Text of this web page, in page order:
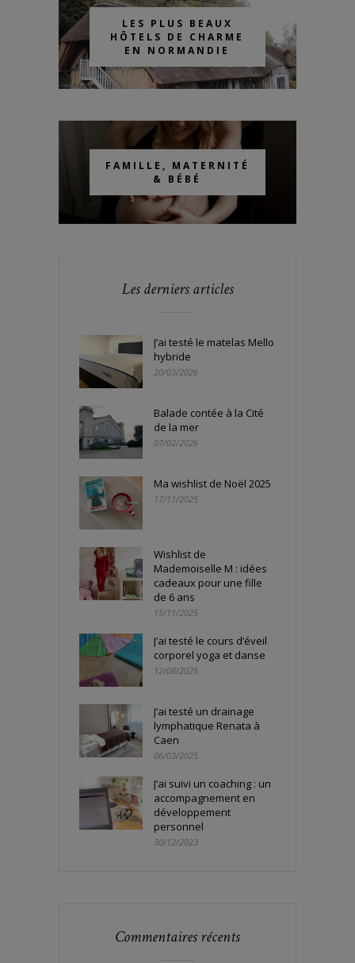
LES PLUS BEAUX
HÔTELS DE CHARME
EN NORMANDIE
FAMILLE, MATERNITÉ
& BÉBÉ
Les derniers articles
J’ai testé le matelas Mello
hybride
20/03/2026
Balade contée à la Cité
de la mer
07/02/2026
Ma wishlist de Noël 2025
17/11/2025
Wishlist de
Mademoiselle M : idées
cadeaux pour une fille
de 6 ans
15/11/2025
J’ai testé le cours d’éveil
corporel yoga et danse
12/08/2025
J’ai testé un drainage
lymphatique Renata à
Caen
06/03/2025
J’ai suivi un coaching : un
accompagnement en
développement
personnel
30/12/2023
Commentaires récents